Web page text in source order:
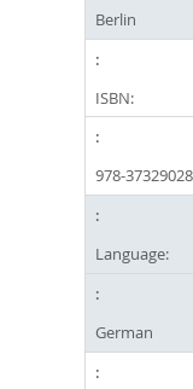
Berlin
ISBN:
978-
Language:
German